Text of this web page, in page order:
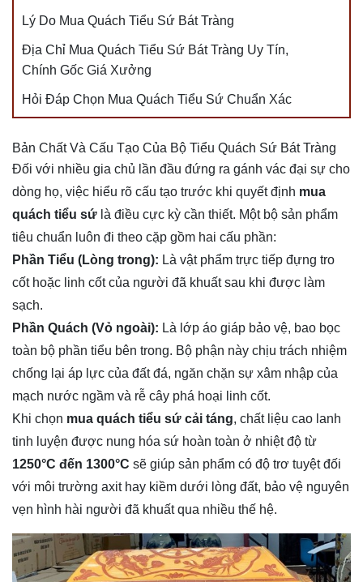
Lý Do Mua Quách Tiểu Sứ Bát Tràng
Địa Chỉ Mua Quách Tiểu Sứ Bát Tràng Uy Tín,
Chính Gốc Giá Xưởng
Hỏi Đáp Chọn Mua Quách Tiểu Sứ Chuẩn Xác
Bản Chất Và Cấu Tạo Của Bộ Tiểu Quách Sứ Bát Tràng
Đối với nhiều gia chủ lần đầu đứng ra gánh vác đại sự cho
dòng họ, việc hiểu rõ cấu tạo trước khi quyết định mua
quách tiểu sứ là điều cực kỳ cần thiết. Một bộ sản phẩm
tiêu chuẩn luôn đi theo cặp gồm hai cấu phần:
Phần Tiểu (Lòng trong): Là vật phẩm trực tiếp đựng tro
cốt hoặc linh cốt của người đã khuất sau khi được làm
sạch.
Phần Quách (Vỏ ngoài): Là lớp áo giáp bảo vệ, bao bọc
toàn bộ phần tiểu bên trong. Bộ phận này chịu trách nhiệm
chống lại áp lực của đất đá, ngăn chặn sự xâm nhập của
mạch nước ngầm và rễ cây phá hoại linh cốt.
Khi chọn mua quách tiểu sứ cải táng, chất liệu cao lanh
tinh luyện được nung hóa sứ hoàn toàn ở nhiệt độ từ
1250°C đến 1300°C sẽ giúp sản phẩm có độ trơ tuyệt đối
với môi trường axit hay kiềm dưới lòng đất, bảo vệ nguyên
vẹn hình hài người đã khuất qua nhiều thế hệ.